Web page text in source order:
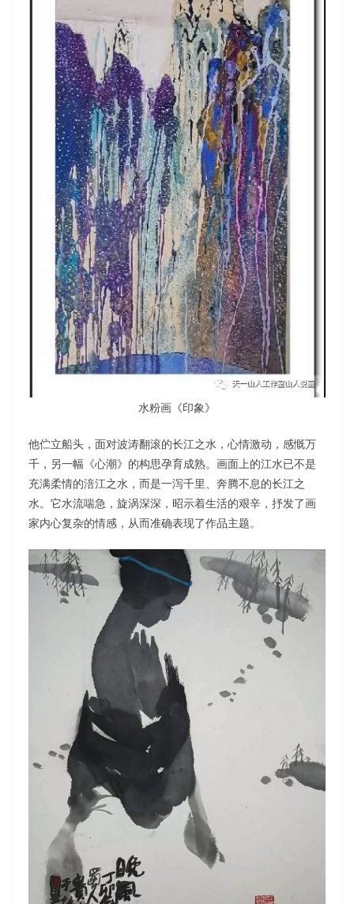
水粉画《印象》
他伫立船头，面对波涛翻滚的长江之水，心情激动，感慨万
千，另一幅《心潮》的构思孕育成熟。画面上的江水已不是
充满柔情的涪江之水，而是一泻千里、奔腾不息的长江之
水。它水流喘急，旋涡深深，昭示着生活的艰辛，抒发了画
家内心复杂的情感，从而准确表现了作品主题。